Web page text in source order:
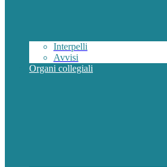
Interpelli
Avvisi
Organi collegiali